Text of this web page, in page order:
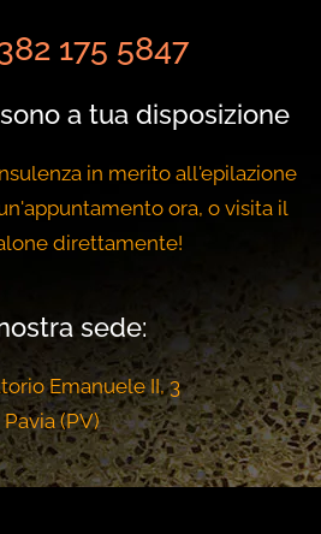
175 5847
a tua disposizione
in merito all'epilazione
ora, o visita il
direttamente!
sede:
Emanuele II, 3
Pavia (PV)